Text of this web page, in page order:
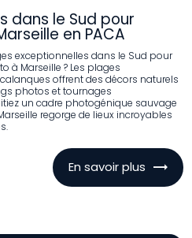
dans le Sud pour
en PACA
exceptionnelles dans le Sud pour
à Marseille ? Les plages
offrent des décors naturels
photos et tournages
un cadre photogénique sauvage
regorge de lieux incroyables
En savoir plus